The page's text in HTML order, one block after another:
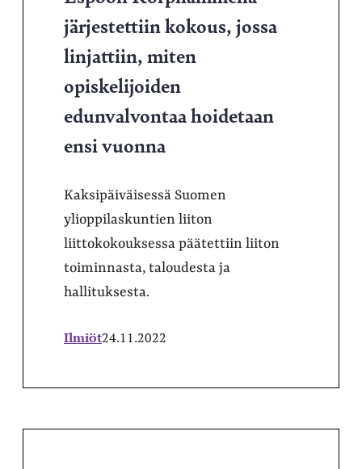
järjestettiin kokous, jossa
linjattiin, miten
opiskelijoiden
edunvalvontaa hoidetaan
ensi vuonna
Kaksipäiväisessä Suomen
ylioppilaskuntien liiton
liittokokouksessa päätettiin liiton
toiminnasta, taloudesta ja
hallituksesta.
Ilmiöt24.11.2022